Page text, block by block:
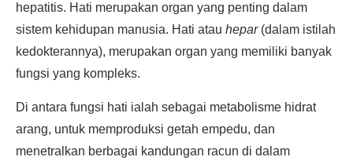
hepatitis. Hati merupakan organ yang penting dalam
sistem kehidupan manusia. Hati atau hepar(dalam istilah
kedokterannya), merupakan organ yang memiliki banyak
fungsi yang kompleks.
Di antara fungsi hati ialah sebagai metabolisme hidrat
arang, untuk memproduksi getah empedu, dan
menetralkan berbagai kandungan racun di dalam